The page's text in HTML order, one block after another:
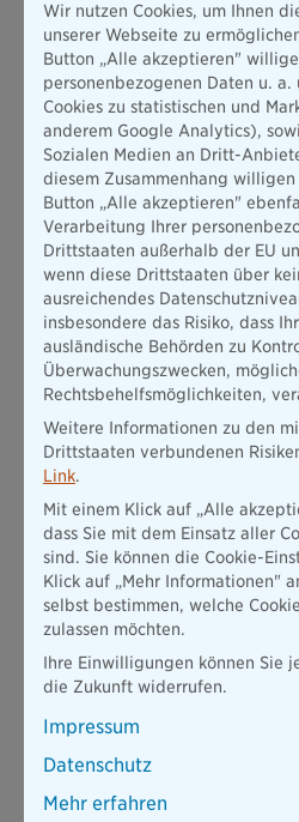
Einbruchssicherung ausstattet
installiert, verringert das Risiko,
Einbruchs zu werden, erheblich.
Weitem nicht alle Hausbesitzer
seien zum Beispiel schlecht
stehende Fenster immer noch
Forsa-Umfrage haben nur 23
abschließbare Fenstergriffe, 18
Türsicherung zum normalen
Alarmanlage.
Hausbesitzer, aber auch Mieter,
Eigenheims verbessern, erhalten,
Voraussetzungen erfüllt sind, auf
Antrag Zuschüsse oder
der Kreditanstalt für
Förderprogramme gibt es
Westfalen und Schleswig-Holstein.
Einbrecher sind nicht nur
Ein weiterer weitverbreiteter
nachts aktiv sind. Wie die PKS
38.100 Wohnungseinbruchs-
aller Delikte dieser Art am Tage
Gerade offen stehende
zugezogene und nicht
insbesondere von
Auch dass Einbrecher
den Sommermonaten, ihre Taten
Niedersachsen e.V. von über
Wir nutzen Cookies, um Ihnen
unserer Webseite zu
Button „Alle akzeptieren"
personenbezogenen Daten u.
Cookies zu statistischen und
anderem Google Analytics),
Sozialen Medien an Dritt-
diesem Zusammenhang
Button „Alle akzeptieren"
Verarbeitung Ihrer
Drittstaaten außerhalb der EU
wenn diese Drittstaaten über
ausreichendes
insbesondere das Risiko, dass
ausländische Behörden zu
Überwachungszwecken,
Rechtsbehelfsmöglichkeiten,
Weitere Informationen zu den
Drittstaaten verbundenen
Link.
Mit einem Klick auf „Alle
dass Sie mit dem Einsatz aller
sind. Sie können die Cookie-
Klick auf „Mehr Informationen"
selbst bestimmen, welche
zulassen möchten.
Ihre Einwilligungen können Sie
die Zukunft widerrufen.
Impressum
Datenschutz
Mehr erfahren